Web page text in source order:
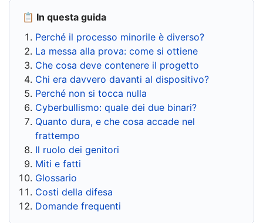
📋 In questa guida
Perché il processo minorile è diverso?
La messa alla prova: come si ottiene
Che cosa deve contenere il progetto
Chi era davvero davanti al dispositivo?
Perché non si tocca nulla
Cyberbullismo: quale dei due binari?
Quanto dura, e che cosa accade nel
frattempo
Il ruolo dei genitori
Miti e fatti
Glossario
Costi della difesa
Domande frequenti